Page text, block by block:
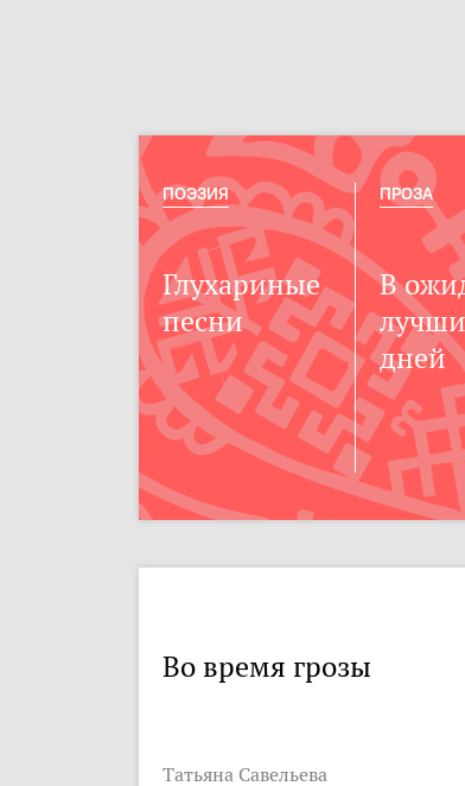
Глухариные
песни
ПОЭЗИЯ
В
дней
ПРОЗА
Во время грозы
Татьяна Савельева